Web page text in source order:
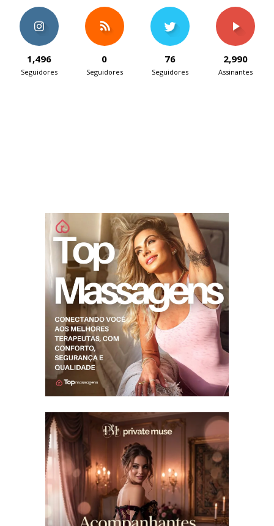
1,496
Seguidores
0
Seguidores
76
Seguidores
2,990
Assinantes